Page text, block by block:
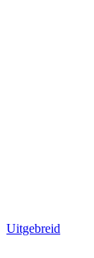
Uitgebreid